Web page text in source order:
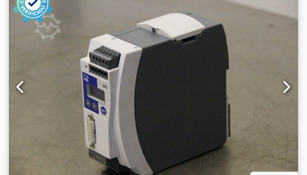
Csdjyhbr Njpfx Alxoha